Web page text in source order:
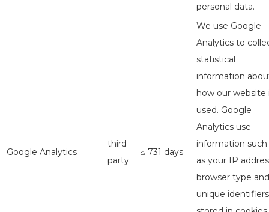
personal data.
Google Analytics
third
party
≤ 731 days
We use Google
Analytics to
statistical
information
how our website
used. Google
Analytics use
information such
as your IP
browser type and
unique identifiers